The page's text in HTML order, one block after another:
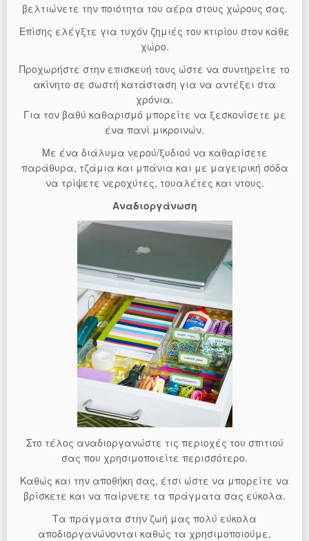
βελτιώνετε την ποιότητα του αέρα στους χώρους σας.
Επίσης ελέγξτε για τυχόν ζημιές του κτιρίου στον κάθε
χώρο.
Προχωρήστε στην επισκευή τους ώστε να συντηρείτε το
ακίνητο σε σωστή κατάσταση για να αντέξει στα
χρόνια.
Για τον βαθύ καθαρισμό μπορείτε να ξεσκονίσετε με
ένα πανί μικροινών.
Με ένα διάλυμα νερού/ξυδιού να καθαρίσετε
παράθυρα, τζάμια και μπάνια και με μαγειρική σόδα
να τρίψετε νεροχύτες, τουαλέτες και ντους.
Αναδιοργάνωση
Στο τέλος αναδιοργανώστε τις περιοχές του σπιτιού
σας που χρησιμοποιείτε περισσότερο.
Καθώς και την αποθήκη σας, έτσι ώστε να μπορείτε να
βρίσκετε και να παίρνετε τα πράγματα σας εύκολα.
Τα πράγματα στην ζωή μας πολύ εύκολα
αποδιοργανώνονται καθώς τα χρησιμοποιούμε,